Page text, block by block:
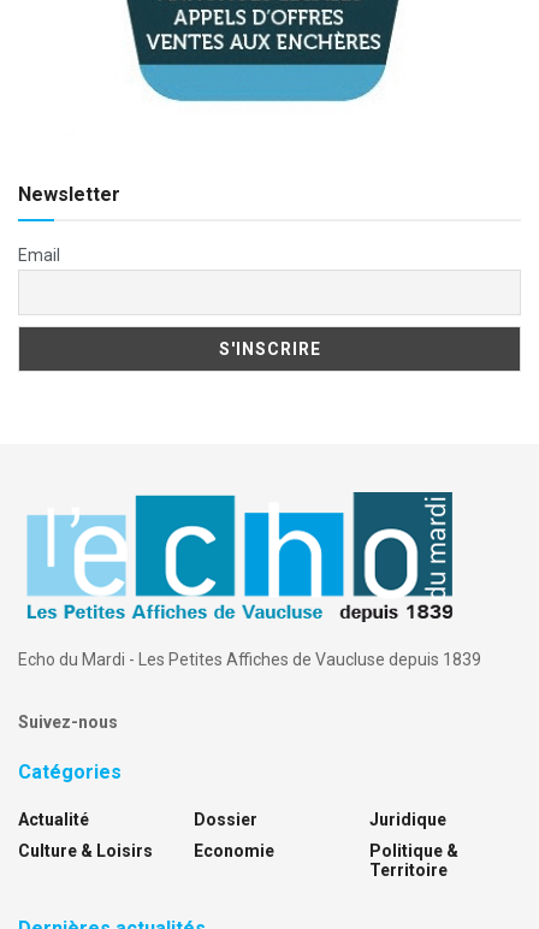
Newsletter
Email
Echo du Mardi - Les Petites Affiches de Vaucluse depuis 1839
Suivez-nous
Catégories
Actualité
Culture & Loisirs
Dossier
Economie
Juridique
Politique &
Territoire